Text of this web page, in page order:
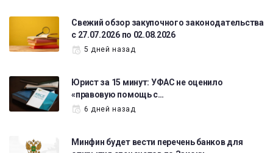
Свежий обзор закупочного законодательства
с 27.07.2026 по 02.08.2026
5 дней назад
Юрист за 15 минут: УФАС не оценило
«правовую помощь с…
6 дней назад
Минфин будет вести перечень банков для